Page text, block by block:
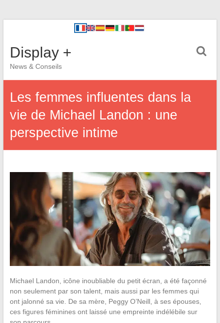
Display +
News & Conseils
Les femmes influentes dans la
vie de Michael Landon : une
perspective intime
Michael Landon, icône inoubliable du petit écran, a été façonné
non seulement par son talent, mais aussi par les femmes qui
ont jalonné sa vie. De sa mère, Peggy O’Neill, à ses épouses,
ces figures féminines ont laissé une empreinte indélébile sur